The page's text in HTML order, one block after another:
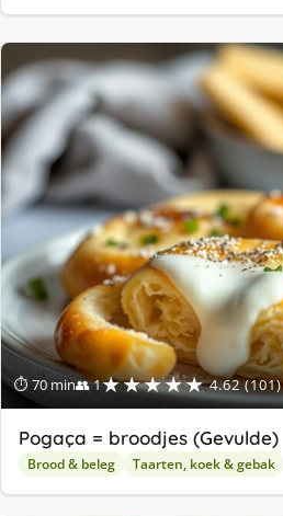
⏱ 70 min👥 1★★★★★ 4.62 (101)
Pogaça = broodjes (Gevulde)
Brood & beleg Taarten, koek & gebak